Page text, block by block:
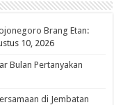
Brang Etan:
10, 2026
Bulan Pertanyakan
di Jembatan